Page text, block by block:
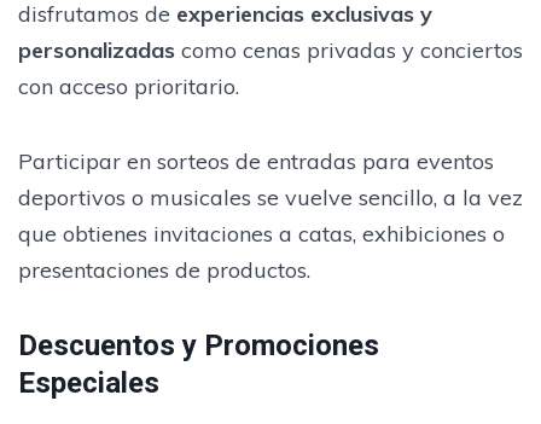
disfrutamos de experiencias exclusivas y
personalizadas como cenas privadas y conciertos
con acceso prioritario.
Participar en sorteos de entradas para eventos
deportivos o musicales se vuelve sencillo, a la vez
que obtienes invitaciones a catas, exhibiciones o
presentaciones de productos.
Descuentos y Promociones
Especiales